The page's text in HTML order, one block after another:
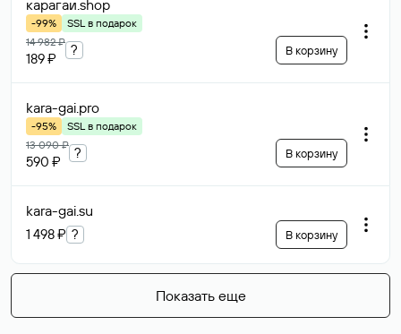
Возможен торг
primeks.ru
Возможен торг
oculist .ru
232 700 ₽
ooo-locas.ru
Возможен торг